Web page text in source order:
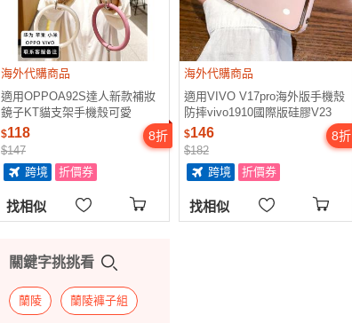
海外代購商品
適用OPPOA92S達人新款補妝
鏡子KT貓支架手機殼可愛
PDKM00抖音仙女小香風保護套
時尚0pp0a92s5G創意個性學生
薄
$118
$147
8折
跨境 折價券
找相似
海外代購商品
適用VIVO V17pro海外版手機殼
防摔vivo1910國際版硅膠V23
5G卡通保護套創意KT貓補妝鏡
子支架V2130個性新款
$146
$182
8折
跨境 折價券
找相似
關鍵字挑挑看
蘭陵 蘭陵褲子組